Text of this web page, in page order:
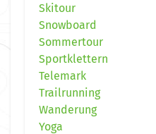
Skitour
Snowboard
Sommertour
Sportklettern
Telemark
Trailrunning
Wanderung
Yoga